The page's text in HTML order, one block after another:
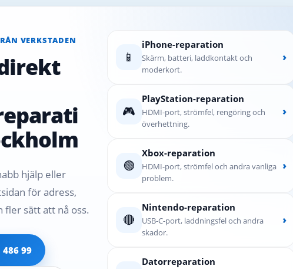
VERKSTADEN
hjälp eller
för adress,
fler sätt att nå oss.
486 99
📱
iPhone-reparation
Skärm, batteri, laddkontakt och
moderkort.
›
🎮
PlayStation-reparation
HDMI-port, strömfel, rengöring och
överhettning.
›
🟢
Xbox-reparation
HDMI-port, strömfel och andra vanliga
problem.
›
🔴
Nintendo-reparation
USB-C-port, laddningsfel och andra
skador.
›
Datorreparation